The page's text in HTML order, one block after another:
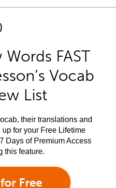
FAST
Vocab
List
their translations and
for your Free Lifetime
Days of Premium Access
this feature.
Free